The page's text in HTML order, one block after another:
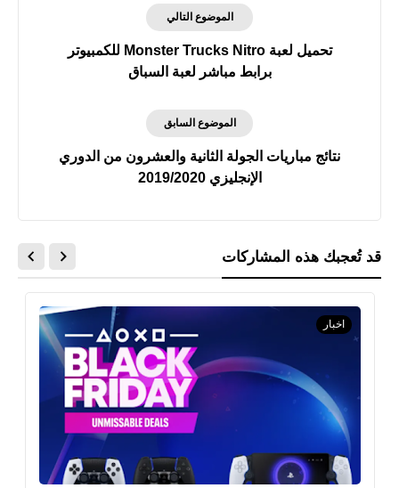
الموضوع التالي
تحميل لعبة Monster Trucks Nitro للكمبيوتر
برابط مباشر لعبة السباق
الموضوع السابق
نتائج مباريات الجولة الثانية والعشرون من الدوري
الإنجليزي 2019/2020
قد تُعجبك هذه المشاركات
اخبار